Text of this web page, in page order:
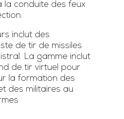
la conduite des feux
inclut des
de tir de missiles
La gamme inclut
de tir virtuel pour
la formation des
des militaires au